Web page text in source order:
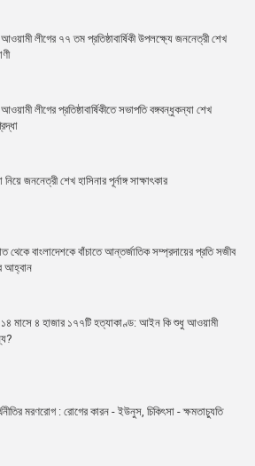
আওয়ামী লীগের ৭৭ তম প্রতিষ্ঠাবার্ষিকী উপলক্ষ্যে জননেত্রী শেখ
লীগের প্রতিষ্ঠাবার্ষিকীতে সভাপতি বঙ্গবন্ধুকন্যা শেখ
নিয়ে জননেত্রী শেখ হাসিনার পূর্নাঙ্গ সাক্ষাৎকার
থেকে বাংলাদেশকে বাঁচাতে আন্তর্জাতিক সম্প্রদায়ের প্রতি সজীব
আহ্বান
১৪ মাসে ৪ হাজার ১৭৭টি হত্যাকাণ্ড: আইন কি শুধু আওয়ামী
মরণরোগ : রোগের কারন - ইউনুস, চিকিৎসা - ক্ষমতাচ্যুতি